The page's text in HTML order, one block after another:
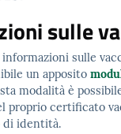
sulle
sulle
un apposito
modalità è
proprio certificato
di identità.